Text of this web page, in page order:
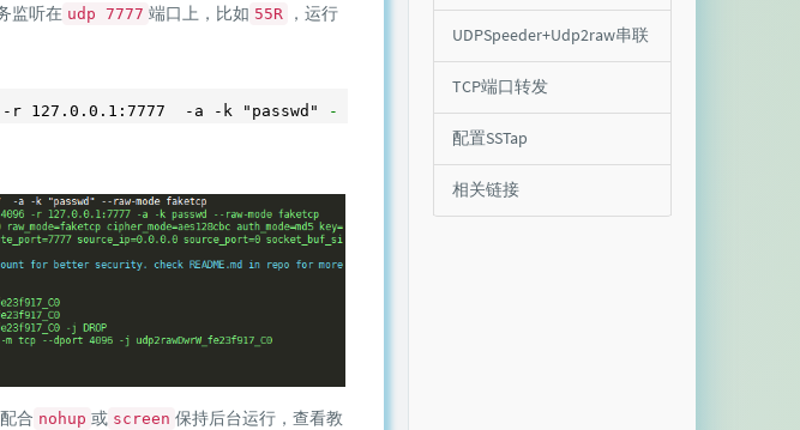
监听在 udp 7777 端口上，比如 55R
，运行
-r 127.0.0.1:7777  -a -k "passwd" --raw-mode faketcp
合 nohup 或 screen 保持后台运行，查看教
UDPSpeeder+Udp2raw串联
TCP端口转发
配置SSTap
相关链接